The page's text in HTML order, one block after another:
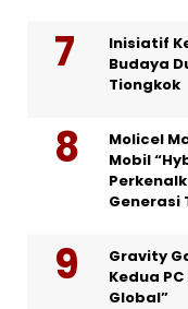
Inisiatif
Budaya
Tiongkok
Molicel
Mobil
Generasi
Gravity
Kedua PC
Global”